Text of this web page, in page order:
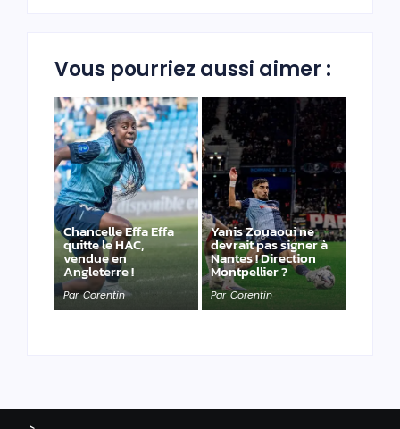
Vous pourriez aussi aimer :
Chancelle Effa Effa
quitte le HAC,
vendue en
Angleterre !
Par Corentin
Yanis Zouaoui ne
devrait pas signer à
Nantes ! Direction
Montpellier ?
Par Corentin